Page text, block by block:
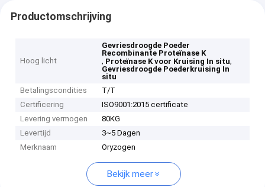
Productomschrijving
Hoog licht
Gevriesdroogde Poeder
Recombinante Proteïnase K
, Proteïnase K voor Kruising In situ,
Gevriesdroogde Poederkruising In
situ
Betalingscondities
T/T
Certificering
ISO9001:2015 certificate
Levering vermogen
80KG
Levertijd
3~5 Dagen
Merknaam
Oryzogen
Bekijk meer